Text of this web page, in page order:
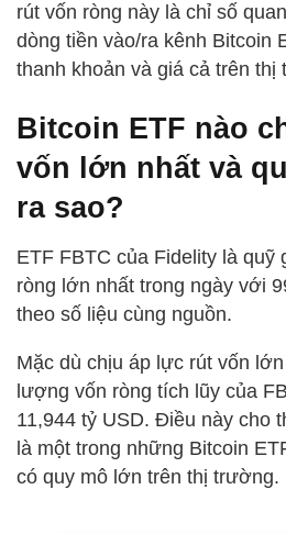
rút vốn ròng này là chỉ số
dòng tiền vào/ra kênh Bitcoin
thanh khoản và giá cả trên thị
Bitcoin ETF nào
vốn lớn nhất và
ra sao?
ETF FBTC của Fidelity là quỹ
ròng lớn nhất trong ngày với
theo số liệu cùng nguồn.
Mặc dù chịu áp lực rút vốn
lượng vốn ròng tích lũy của
11,944 tỷ USD. Điều này cho
là một trong những Bitcoin
có quy mô lớn trên thị trường.